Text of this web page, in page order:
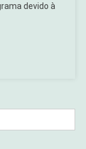
Seca:
devido à